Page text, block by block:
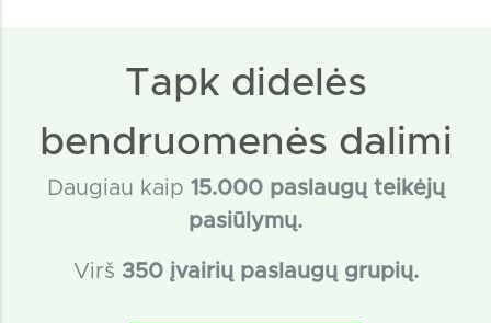
Tapk didelės
bendruomenės dalimi
Daugiau kaip 15.000 paslaugų teikėjų
pasiūlymų.
Virš 350 įvairių paslaugų grupių.